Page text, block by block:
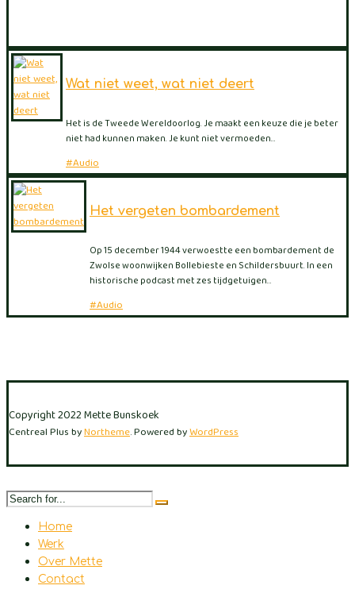
Wat niet weet, wat niet deert
Het is de Tweede Wereldoorlog. Je maakt een keuze die je beter
niet had kunnen maken. Je kunt niet vermoeden…
#Audio
Het vergeten bombardement
Op 15 december 1944 verwoestte een bombardement de
Zwolse woonwijken Bollebieste en Schildersbuurt. In een
historische podcast met zes tijdgetuigen…
#Audio
Copyright 2022 Mette Bunskoek
Centreal Plus byNortheme.Powered byWordPress
Home
Werk
Over Mette
Contact